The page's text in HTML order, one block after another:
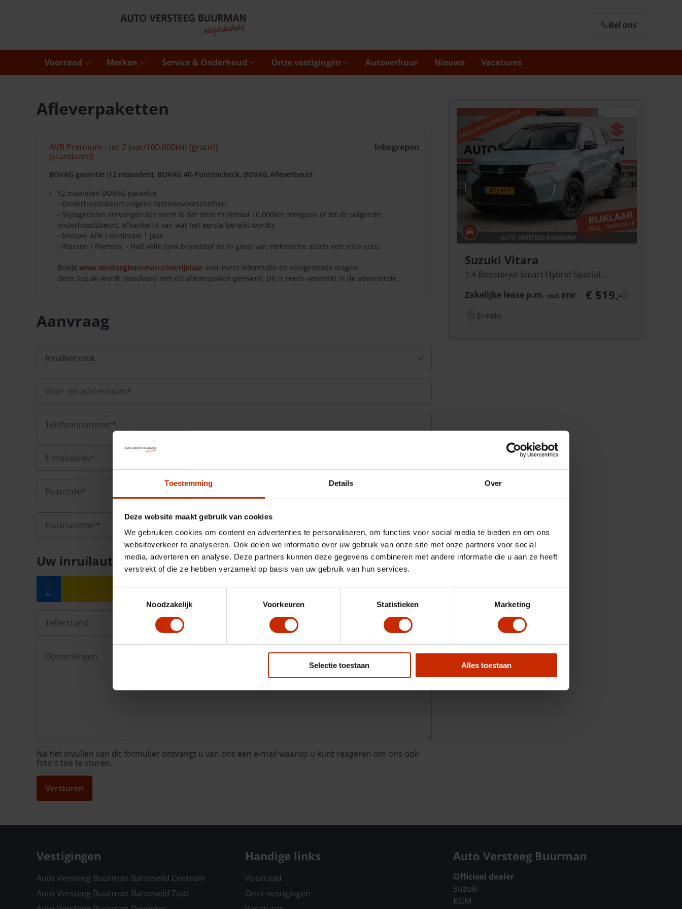
Toestemming Details Over
Deze website maakt gebruik van cookies
We gebruiken cookies om content en advertenties te personaliseren, om functies voor social media te bieden en om ons
websiteverkeer te analyseren. Ook delen we informatie over uw gebruik van onze site met onze partners voor social
media, adverteren en analyse. Deze partners kunnen deze gegevens combineren met andere informatie die u aan ze heeft
verstrekt of die ze hebben verzameld op basis van uw gebruik van hun services.
Noodzakelijk
Voorkeuren Statistieken Marketing
Selectie toestaan Alles toestaan
Bel ons
Voorraad Merken Service & Onderhoud Onze vestigingen Autoverhuur Nieuws Vacatures
Afleverpaketten
AVB Premium - tot 7 jaar/100.000km (gratis!)
(standaard)
Inbegrepen
BOVAG garantie (12 maanden), BOVAG 40-Puntencheck, BOVAG Afleverbeurt
12 maanden BOVAG garantie.
- Onderhoudsbeurt volgens fabrieksvoorschriften.
- Slijtagedelen vervangen (de norm is dat deze minimaal 10.000km meegaan of tot de volgende
onderhoudsbeurt, afhankelijk van wat het eerste bereikt wordt).
- Nieuwe APK / minimaal 1 jaar.
- Wassen / Poetsen. - Half volle tank brandstof en in geval van elektrische auto's een volle accu.
Bekijk www.versteegbuurman.com/rijklaar voor meer informatie en veelgestelde vragen.
Deze Suzuki wordt standaard met dit afleverpakket geleverd. Dit is reeds verwerkt in de advertentie.
Aanvraag
Uw inruilauto
Na het invullen van dit formulier ontvangt u van ons een e-mail waarop u kunt reageren om ons ook
foto's toe te sturen.
Versturen
Suzuki Vitara
1.4 Boosterjet Smart Hybrid Special
Zakelijke lease p.m. excl.BTW € 519,-ⓘ
Ermelo
Vestigingen
Auto Versteeg Buurman Barneveld Centrum
Auto Versteeg Buurman Barneveld Zuid
Handige links
Voorraad
Onze vestigingen
Auto Versteeg Buurman
Officieel dealer
Suzuki
KGM